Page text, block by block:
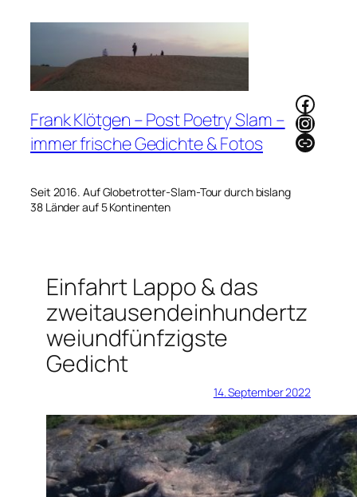
Frank Klötgen – Post Poetry Slam –
immer frische Gedichte & Fotos
Seit 2016. Auf Globetrotter-Slam-Tour durch bislang
38 Länder auf 5 Kontinenten
Link
Einfahrt Lappo & das
zweitausendeinhundertz
weiundfünfzigste
Gedicht
14. September 2022